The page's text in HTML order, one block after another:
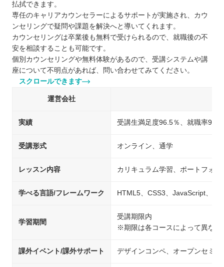
払拭できます。
専任のキャリアカウンセラーによるサポートが実施され、カウ
ンセリングで疑問や課題を解決へと導いてくれます。
カウンセリングは卒業後も無料で受けられるので、就職後の不
安を相談することも可能です。
個別カウンセリングや無料体験があるので、受講システムや講
座について不明点があれば、問い合わせてみてください。
スクロールできます
運営会社
実績 受講生満足度96.5％、就職率96％
受講形式 オンライン、通学
レッスン内容 カリキュラム学習、ポートフォリ
学べる言語/フレームワーク HTML5、CSS3、JavaScript、
学習期間
受講期限内
※期限は各コースによって異なり
課外イベント/課外サポート デザインコンペ、オープンセミナ